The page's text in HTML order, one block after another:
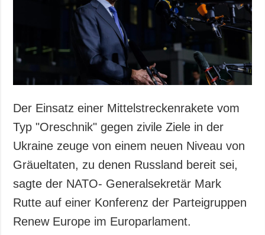
Der Einsatz einer Mittelstreckenrakete vom
Typ "Oreschnik" gegen zivile Ziele in der
Ukraine zeuge von einem neuen Niveau von
Gräueltaten, zu denen Russland bereit sei,
sagte der NATO- Generalsekretär Mark
Rutte auf einer Konferenz der Parteigruppen
Renew Europe im Europarlament.